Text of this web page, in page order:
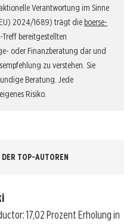
Verantwortung im Sinne
2024/1689) trägt die boerse-
bereitgestellten
oder Finanzberatung dar und
zu verstehen. Sie
Beratung. Jede
Risiko.
TOP-AUTOREN
17,02 Prozent Erholung in